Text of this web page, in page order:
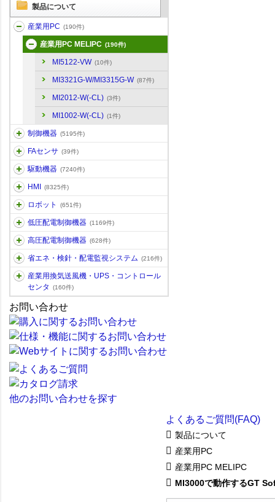
製品について
産業用PC (190件)
産業用PC MELIPC (190件)
MI5122-VW (10件)
MI3321G-W/MI3315G-W (87件)
MI2012-W(-CL) (3件)
MI1002-W(-CL) (1件)
制御機器 (5195件)
FAセンサ (39件)
駆動機器 (7240件)
HMI (8325件)
ロボット (651件)
低圧配電制御機器 (1169件)
高圧配電制御機器 (628件)
省エネ・検針・配電監視システム (216件)
産業用換気送風機・UPS・コントロール
センタ
(160件)
お問い合わせ
他のお問い合わせを探す
よくあるご質問(FAQ)
製品について
産業用PC
産業用PC MELIPC
MI3000で動作するGT